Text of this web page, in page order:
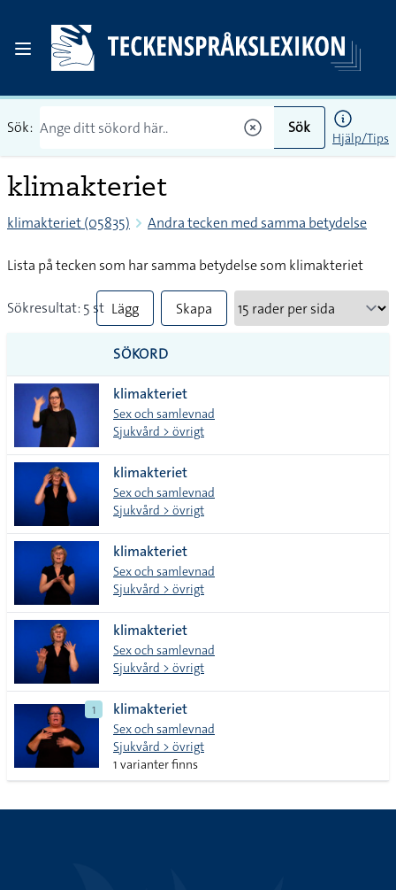
Sök: Sök
Hjälp/Tips
klimakteriet
klimakteriet (05835) Andra tecken med samma betydelse
Lista på tecken som har samma betydelse som klimakteriet
Sökresultat: 5 st Lägg
till
alla i
lista
Skapa
SÖKORD
klimakteriet
Sex och samlevnad
Sjukvård > övrigt
klimakteriet
Sex och samlevnad
Sjukvård > övrigt
klimakteriet
Sex och samlevnad
Sjukvård > övrigt
klimakteriet
Sex och samlevnad
Sjukvård > övrigt
1 klimakteriet
Sex och samlevnad
Sjukvård > övrigt
1 varianter finns